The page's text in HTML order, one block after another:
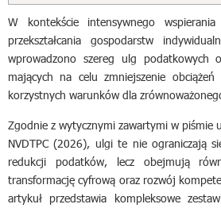
W kontekście intensywnego
przekształcania gospodarstw
wprowadzono szereg ulg podatkowych
mających na celu zmniejszenie
korzystnych warunków dla
Zgodnie z wytycznymi zawartymi w piśmie
NVDTPC (2026), ulgi te nie ograniczają
redukcji podatków, lecz obejmują
transformację cyfrową oraz rozwój
artykuł przedstawia kompleksowe